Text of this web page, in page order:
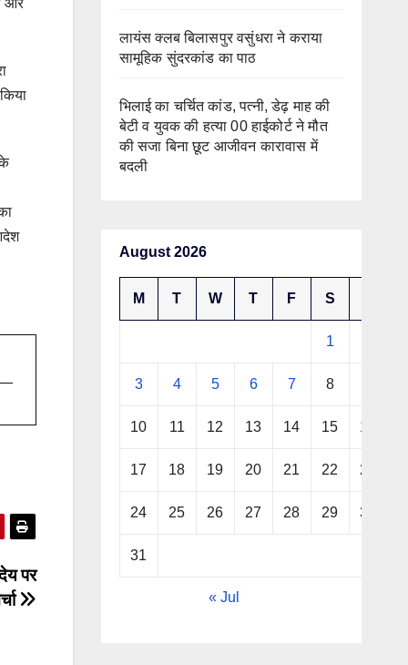
पर
लायंस क्लब बिलासपुर वसुंधरा ने कराया
सामूहिक सुंदरकांड का पाठ
भिलाई का चर्चित कांड, पत्नी, डेढ़ माह की
बेटी व युवक की हत्या 00 हाईकोर्ट ने मौत
की सजा बिना छूट आजीवन कारावास में
बदली
August 2026
M T W T F S
1
3 4 5 6 7 8
10 11 12 13 14 15 16
17 18 19 20 21 22 23
24 25 26 27 28 29 30
31
« Jul